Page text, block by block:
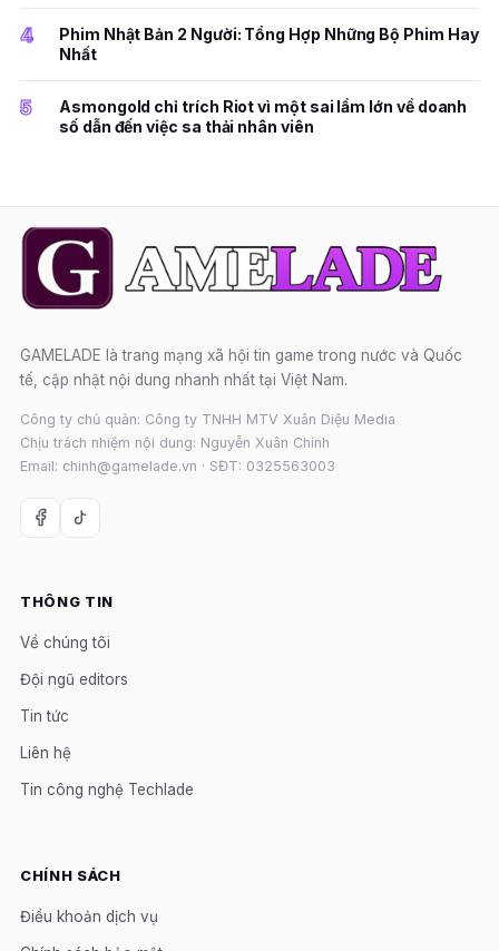
4
Phim Nhật Bản 2 Người: Tổng Hợp Những Bộ Phim Hay
Nhất
5
Asmongold chỉ trích Riot vì một sai lầm lớn về doanh
số dẫn đến việc sa thải nhân viên
GAMELADE là trang mạng xã hội tin game trong nước và Quốc
tế, cập nhật nội dung nhanh nhất tại Việt Nam.
Công ty chủ quản: Công ty TNHH MTV Xuân Diệu Media
Chịu trách nhiệm nội dung: Nguyễn Xuân Chính
Email: chinh@gamelade.vn · SĐT: 0325563003
THÔNG TIN
Về chúng tôi
Đội ngũ editors
Tin tức
Liên hệ
Tin công nghệ Techlade
CHÍNH SÁCH
Điều khoản dịch vụ